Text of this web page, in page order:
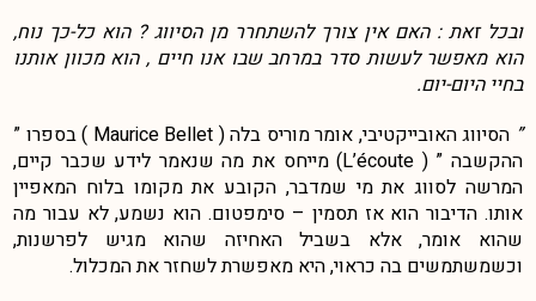
ובכל זאת : האם אין צורך להשתחרר מן הסיווג ? הוא כל-כך נוח,
הוא מאפשר לעשות סדר במרחב שבו אנו חיים , הוא מכוון אותנו
בחיי היום-יום.
”
הסיווג האובייקטיבי, אומר מוריס בלה ( Maurice Bellet ) בספרו ”
ההקשבה ” ( L’écoute) מייחס את מה שנאמר לידע שכבר קיים,
המרשה לסווג את מי שמדבר, הקובע את מקומו בלוח המאפיין
אותו. הדיבור הוא אז תסמין – סימפטום. הוא נשמע, לא עבור מה
שהוא אומר, אלא בשביל האחיזה שהוא מגיש לפרשנות,
וכשמשתמשים בה כראוי, היא מאפשרת לשחזר את המכלול.